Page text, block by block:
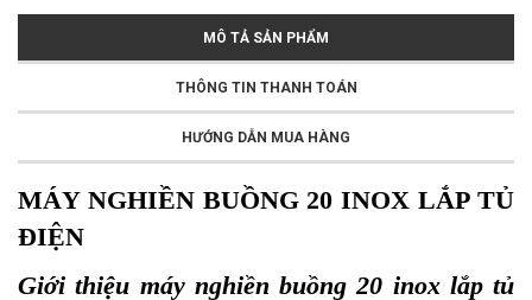
r
e
o
t
r
k
I
n
g
g
e
r
d
P
r
e
s
MÔ TẢ SẢN PHẨM
THÔNG TIN THANH TOÁN
HƯỚNG DẪN MUA HÀNG
MÁY NGHIỀN BUỒNG 20 INOX LẮP TỦ
ĐIỆN
Giới thiệu máy nghiền buồng 20 inox lắp tủ